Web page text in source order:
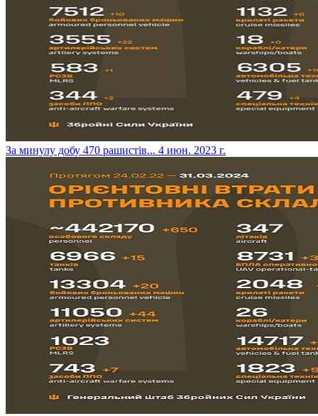
​За минулу добу 470 рашистів... 4 июн. 2023 г.